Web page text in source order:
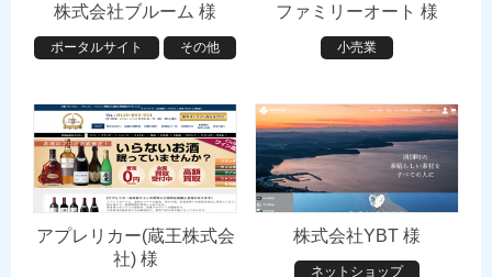
株式会社ブルーム 様
ポータルサイト その他
ファミリーオート 様
小売業
アプレリカー(蔵王株式会
社) 様
株式会社YBT 様
ネットショップ